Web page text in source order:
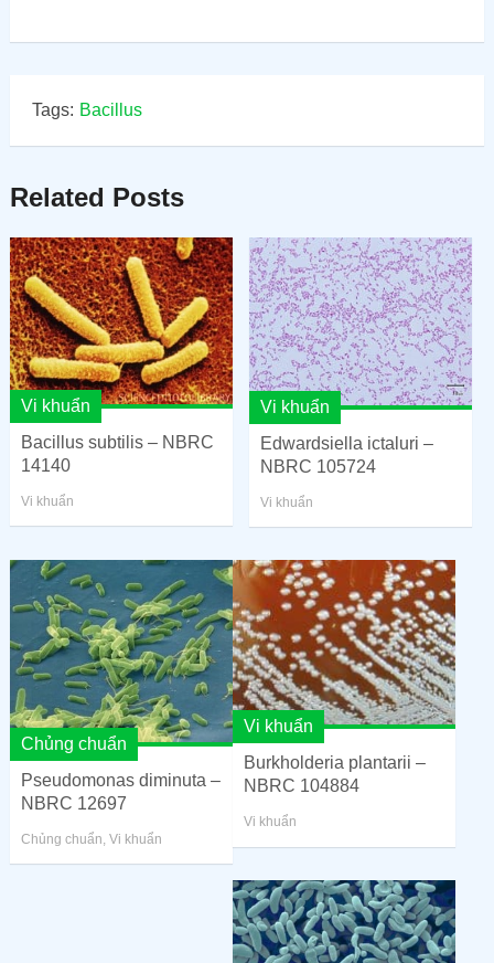
Tags: Bacillus
Related Posts
Vi khuẩn
Bacillus subtilis – NBRC
14140
Vi khuẩn
Vi khuẩn
Edwardsiella ictaluri –
NBRC 105724
Vi khuẩn
Chủng chuẩn
Pseudomonas diminuta –
NBRC 12697
Chủng chuẩn, Vi khuẩn
Vi khuẩn
Burkholderia plantarii –
NBRC 104884
Vi khuẩn